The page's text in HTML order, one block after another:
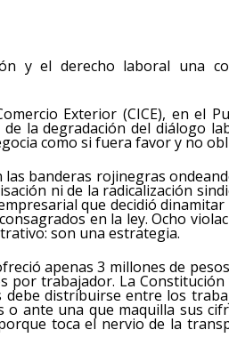
y el derecho laboral una
Exterior (CICE), en el
la degradación del diálogo
como si fuera favor y no
las banderas rojinegras
ni de la radicalización
que decidió dinamitar
en la ley. Ocho
son una estrategia.
apenas 3 millones de
por trabajador. La Constitución
debe distribuirse entre los
o ante una que maquilla sus
toca el nervio de la